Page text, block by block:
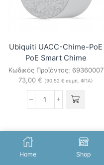
2K
HD
ποσότητα
Ubiquiti UACC-Chime-PoE
PoE Smart Chime
Κωδικός Προϊόντος: 69360007
73,00 € (90,52 € συμπ. ΦΠΑ)
Ubiquiti
PoE
Home Shop